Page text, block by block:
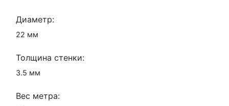
Диаметр:
22 мм
Толщина стенки:
3.5 мм
Вес метра: